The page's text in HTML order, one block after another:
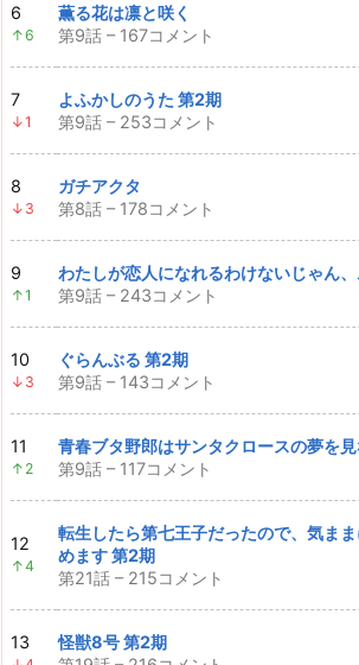
6
↑6
薫る花は凛と咲く
第9話 – 167コメント
7
↓1
よふかしのうた 第2期
第9話 – 253コメント
8
↓3
ガチアクタ
第8話 – 178コメント
9
↑1
わたしが恋人になれるわけないじゃん、
第9話 – 243コメント
10
↓3
ぐらんぶる 第2期
第9話 – 143コメント
11
↑2
青春ブタ野郎はサンタクロースの夢を
第9話 – 117コメント
12
↑4
転生したら第七王子だったので、気ま
めます 第2期
第21話 – 215コメント
13
怪獣8号 第2期